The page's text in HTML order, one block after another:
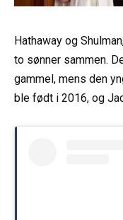
Hathaway og
to sønner sammen.
gammel, mens den
ble født i 2016, og